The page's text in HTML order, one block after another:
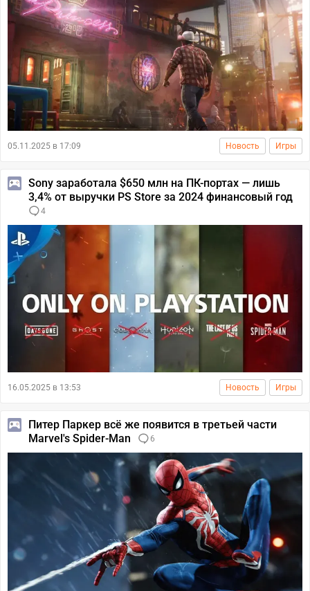
05.11.2025 в 17:09 Новость Игры
Sony заработала $650 млн на ПК-портах — лишь
3,4% от выручки PS Store за 2024 финансовый год
4
16.05.2025 в 13:53 Новость Игры
Питер Паркер всё же появится в третьей части
Marvel's Spider-Man
6